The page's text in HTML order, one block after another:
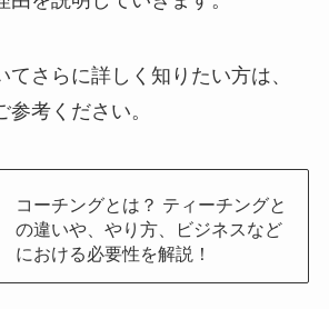
てさらに詳しく知りたい方は、
考ください。
コーチングとは？ ティーチングと
の違いや、やり方、ビジネスなど
における必要性を解説！